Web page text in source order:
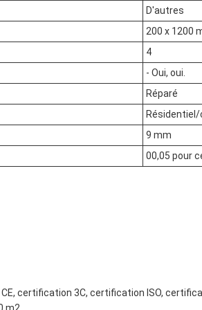
D'autres
200 x 1200
4
- Oui, oui.
Réparé
9 mm
00,05 pour
certification 3C, certification ISO,